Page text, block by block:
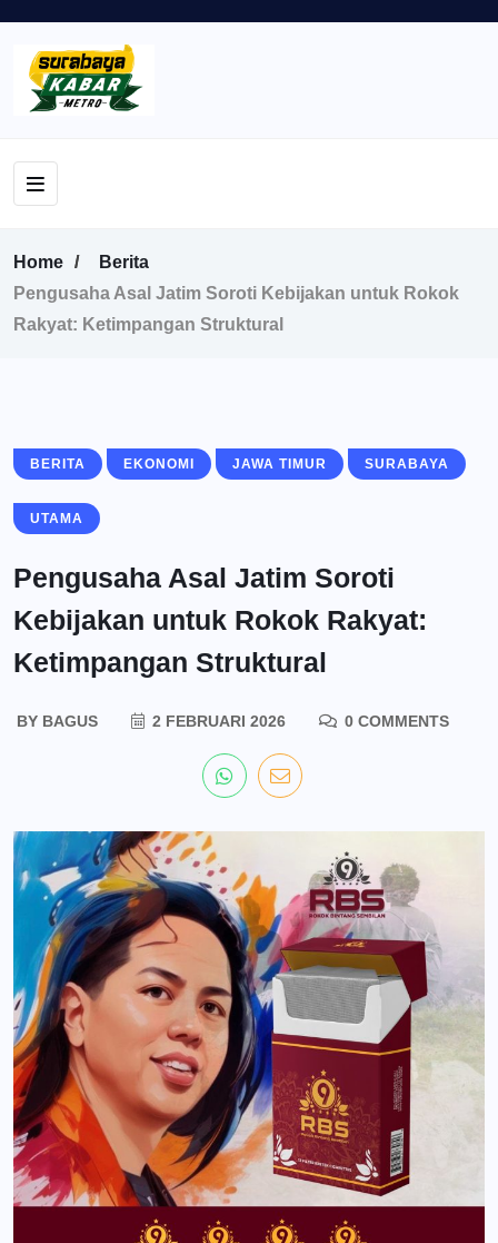
Home
Berita
Pengusaha Asal Jatim Soroti Kebijakan untuk Rokok
Rakyat: Ketimpangan Struktural
BERITA EKONOMI JAWA TIMUR SURABAYA
UTAMA
Pengusaha Asal Jatim Soroti
Kebijakan untuk Rokok Rakyat:
Ketimpangan Struktural
BYBAGUS 2 FEBRUARI 2026 0 COMMENTS